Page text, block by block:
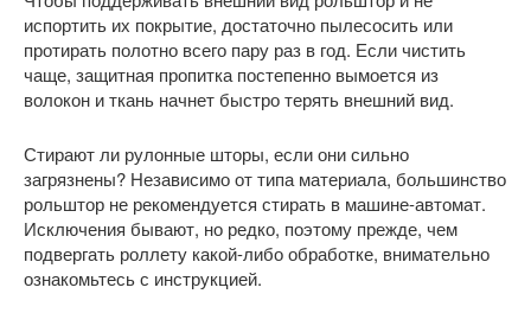
испортить их покрытие, достаточно пылесосить или
протирать полотно всего пару раз в год. Если чистить
чаще, защитная пропитка постепенно вымоется из
волокон и ткань начнет быстро терять внешний вид.
Стирают ли рулонные шторы, если они сильно
загрязнены? Независимо от типа материала, большинство
рольштор не рекомендуется стирать в машине-автомат.
Исключения бывают, но редко, поэтому прежде, чем
подвергать роллету какой-либо обработке, внимательно
ознакомьтесь с инструкцией.